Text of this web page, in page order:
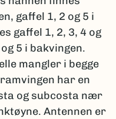
gaffel 1, 2 og 5 i
gaffel 1, 2, 3, 4 og
5 i bakvingen.
mangler i begge
har en
og subcosta nær
Antennen er